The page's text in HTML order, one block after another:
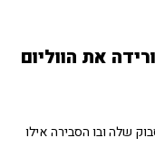
את הווליום
שלה ובו הסבירה אילו